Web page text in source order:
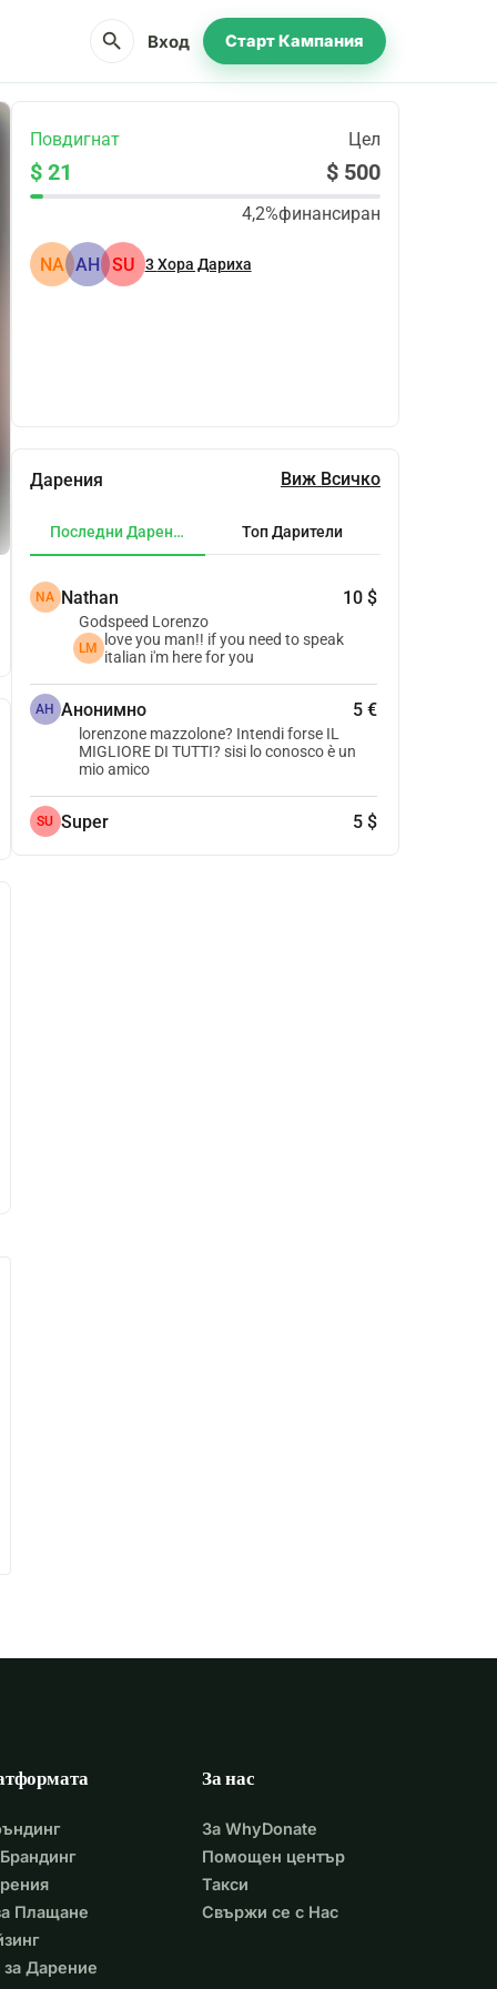
search Вход Старт Кампания
Повдигнат Цел
$ 21 $ 500
4,2%финансиран
NA АН SU 3Хора Дариха
Дарения Виж Всичко
Последни Дарения Топ Дарители
NA Nathan 10 $
Godspeed Lorenzo
LM
love you man!! if you need to speak
italian i'm here for you
АН Анонимно 5 €
lorenzone mazzolone? Intendi forse IL
MIGLIORE DI TUTTI? sisi lo conosco è un
mio amico
SU Super 5 $
Плащане
Дарение
За нас
За WhyDonate
Помощен център
Такси
Свържи се с Нас